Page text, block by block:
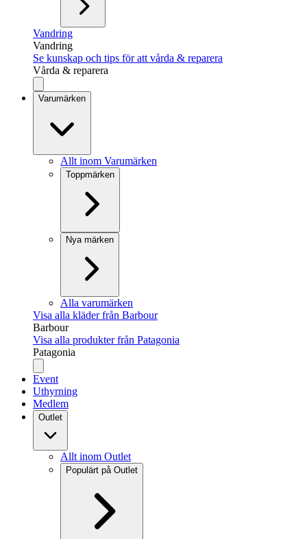
Vandring
Vandring
Se kunskap och tips för att vårda & reparera
Vårda & reparera
Varumärken
Allt inom Varumärken
Toppmärken
Nya märken
Alla varumärken
Visa alla kläder från Barbour
Barbour
Visa alla produkter från Patagonia
Patagonia
Event
Uthyrning
Medlem
Outlet
Allt inom Outlet
Populärt på Outlet